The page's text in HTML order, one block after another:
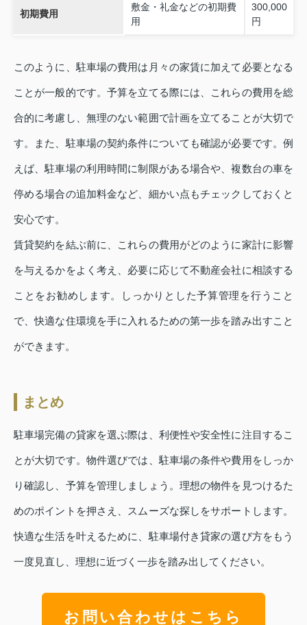
初期費用
敷金・礼金などの初期費
用
300,000
円
このように、駐車場の費用は月々の家賃に加えて必要となる
ことが一般的です。予算を立てる際には、これらの費用を総
合的に考慮し、無理のない範囲で計画を立てることが大切で
す。また、駐車場の契約条件についても確認が必要です。例
えば、駐車場の利用時間に制限がある場合や、複数台の車を
停める場合の追加料金など、細かい点もチェックしておくと
安心です。
賃貸契約を結ぶ前に、これらの費用がどのように家計に影響
を与えるかをよく考え、必要に応じて不動産会社に相談する
ことをお勧めします。しっかりとした予算管理を行うこと
で、快適な住環境を手に入れるための第一歩を踏み出すこと
ができます。
まとめ
駐車場完備の貸家を選ぶ際は、利便性や安全性に注目するこ
とが大切です。物件選びでは、駐車場の条件や費用をしっか
り確認し、予算を管理しましょう。理想の物件を見つけるた
めのポイントを押さえ、スムーズな探しをサポートします。
快適な生活を叶えるために、駐車場付き貸家の選び方をもう
一度見直し、理想に近づく一歩を踏み出してください。
お問い合わせはこちら